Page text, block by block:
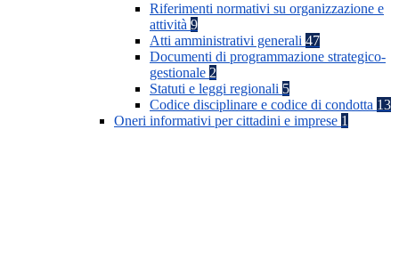
Riferimenti normativi su organizzazione e
attività 9
Atti amministrativi generali 47
Documenti di programmazione strategico-
gestionale 2
Statuti e leggi regionali 5
Codice disciplinare e codice di condotta 13
Oneri informativi per cittadini e imprese 1